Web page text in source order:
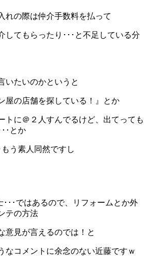
れの際は仲介手数料を払って
してもらったり･･･と不足している分
いたいのかというと
屋の店舗を探している！』とか
トに＠２人すんでるけど、出てっても
･とか
う素人同然ですし
･･ではあるので、リフォームとか外
テの方法
意見が言えるのでは！と
なコメントに余念のない近藤ですｗ